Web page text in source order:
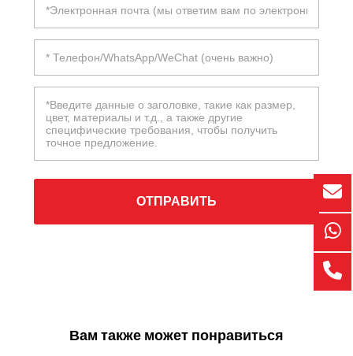
ОТПРАВИТЬ
Вам также может понравиться